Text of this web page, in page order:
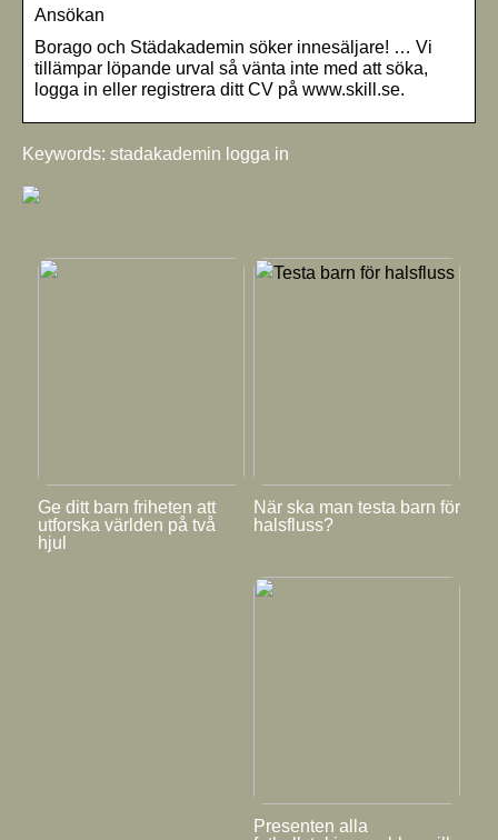
Ansökan
Borago och Städakademin söker innesäljare! … Vi
tillämpar löpande urval så vänta inte med att söka,
logga in eller registrera ditt CV på www.skill.se.
Keywords: stadakademin logga in
Ge ditt barn friheten att
utforska världen på två
hjul
När ska man testa barn för
halsfluss?
Presenten alla